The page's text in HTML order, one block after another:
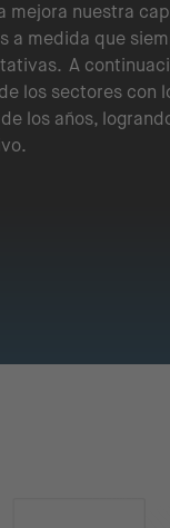
mejora nuestra
a medida que
A
los sectores con
los años,